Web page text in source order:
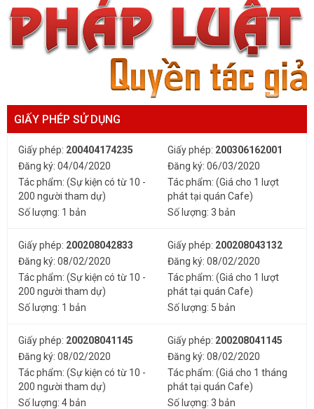
GIẤY PHÉP SỬ DỤNG
Giấy phép: 200404174235
Đăng ký: 04/04/2020
Tác phẩm: (Sự kiện có từ 10 -
200 người tham dự)
Số lượng: 1 bản
Giấy phép: 200306162001
Đăng ký: 06/03/2020
Tác phẩm: (Giá cho 1 lượt
phát tại quán Cafe)
Số lượng: 3 bản
Giấy phép: 200208042833
Đăng ký: 08/02/2020
Tác phẩm: (Sự kiện có từ 10 -
200 người tham dự)
Số lượng: 1 bản
Giấy phép: 200208043132
Đăng ký: 08/02/2020
Tác phẩm: (Giá cho 1 lượt
phát tại quán Cafe)
Số lượng: 5 bản
Giấy phép: 200208041145
Đăng ký: 08/02/2020
Tác phẩm: (Sự kiện có từ 10 -
200 người tham dự)
Số lượng: 4 bản
Giấy phép: 200208041145
Đăng ký: 08/02/2020
Tác phẩm: (Giá cho 1 tháng
phát tại quán Cafe)
Số lượng: 3 bản